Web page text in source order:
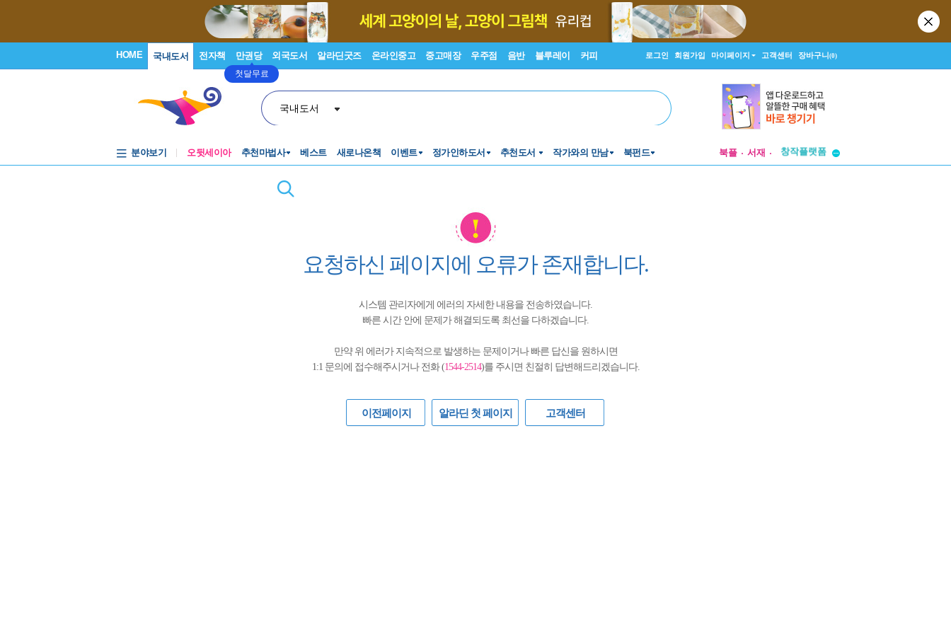
HOME 국내도서 전자책 만권당
첫달무료
외국도서 알라딘굿즈 온라인중고 중고매장 우주점 음반 블루레이 커피 로그인 회원가입 마이페이지 고객센터 장바구니(0)
국내도서
분야보기 오뒷세이아 추천마법사 베스트 새로나온책 이벤트 정가인하도서 추천도서 작가와의 만남 북펀드 북플 서재
투비컨티뉴드
요청하신 페이지에 오류가 존재합니다.
시스템 관리자에게 에러의 자세한 내용을 전송하였습니다.
빠른 시간 안에 문제가 해결되도록 최선을 다하겠습니다.
만약 위 에러가 지속적으로 발생하는 문제이거나 빠른 답신을 원하시면
1:1 문의에 접수해주시거나 전화 (1544-2514)를 주시면 친절히 답변해드리겠습니다.
이전페이지 알라딘 첫 페이지 고객센터